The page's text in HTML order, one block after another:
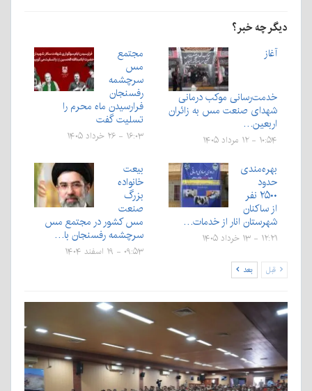
دیگر چه خبر؟
آغاز
خدمت‌رسانی موکب درمانی
شهدای صنعت مس به زائران
اربعین…
۱۰:۵۴ - ۱۲ مرداد ۱۴۰۵
مجتمع
مس
سرچشمه
رفسنجان
فرارسیدن ماه محرم را
تسلیت گفت
۱۶:۰۳ - ۲۶ خرداد ۱۴۰۵
بهره‌مندی
حدود
۲۵۰۰‌ نفر
از ساکنان
شهرستان انار از خدمات…
۱۲:۲۱ - ۱۳ خرداد ۱۴۰۵
بیعت
خانواده
بزرگ
صنعت
مس کشور در مجتمع مس
سرچشمه رفسنجان با…
۰۹:۵۳ - ۱۹ اسفند ۱۴۰۴
قبل بعد